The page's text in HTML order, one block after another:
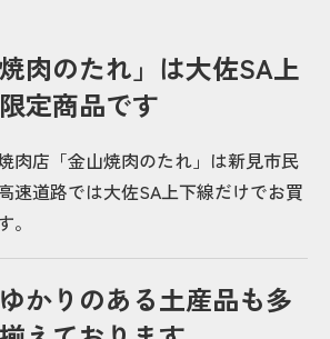
焼肉のたれ」は大佐SA上
定商品です
肉店「金山焼肉のたれ」は新見市民
速道路では大佐SA上下線だけでお買
。
かりのある土産品も多